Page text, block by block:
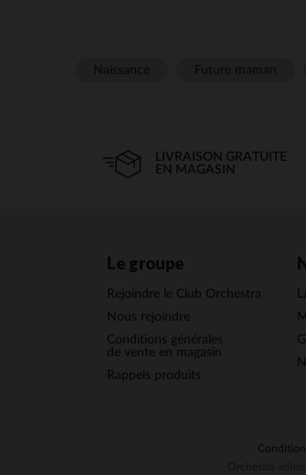
LIVRAISON GRATUITE
EN MAGASIN
Le groupe
Rejoindre le Club Orchestra
Nous rejoindre
Conditions générales
de vente en magasin
Rappels produits